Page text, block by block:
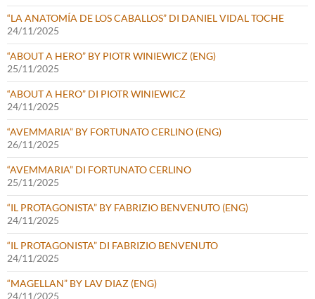
“LA ANATOMÍA DE LOS CABALLOS” DI DANIEL VIDAL TOCHE
24/11/2025
“ABOUT A HERO” BY PIOTR WINIEWICZ (ENG)
25/11/2025
“ABOUT A HERO” DI PIOTR WINIEWICZ
24/11/2025
“AVEMMARIA” BY FORTUNATO CERLINO (ENG)
26/11/2025
“AVEMMARIA” DI FORTUNATO CERLINO
25/11/2025
“IL PROTAGONISTA” BY FABRIZIO BENVENUTO (ENG)
24/11/2025
“IL PROTAGONISTA” DI FABRIZIO BENVENUTO
24/11/2025
“MAGELLAN” BY LAV DIAZ (ENG)
24/11/2025